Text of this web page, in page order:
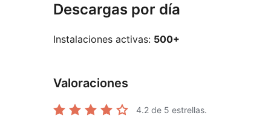
Descargas por día
Instalaciones activas: 500+
Valoraciones
4.2 de 5 estrellas.